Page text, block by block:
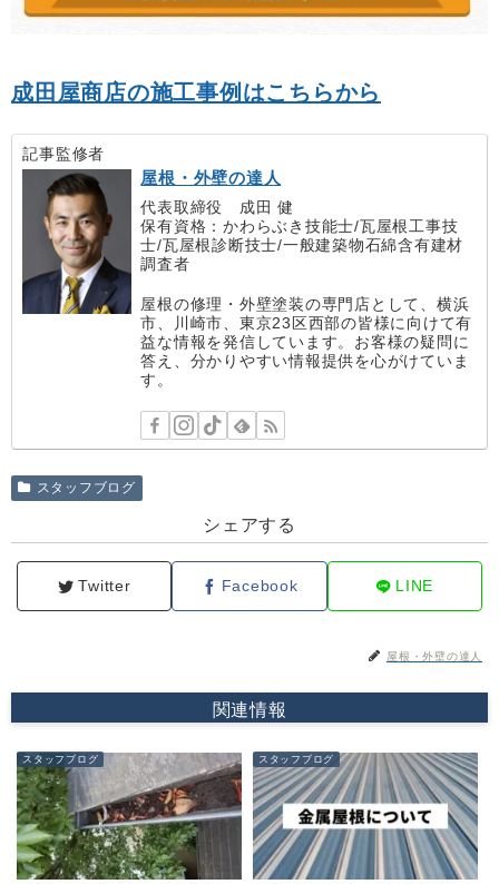
成田屋商店の施工事例はこちらから
記事監修者
屋根・外壁の達人
代表取締役 成田 健
保有資格：かわらぶき技能士/瓦屋根工事技
士/瓦屋根診断技士/一般建築物石綿含有建材
調査者
屋根の修理・外壁塗装の専門店として、横浜
市、川崎市、東京23区西部の皆様に向けて有
益な情報を発信しています。お客様の疑問に
答え、分かりやすい情報提供を心がけていま
す。
スタッフブログ
シェアする
Twitter Facebook LINE
屋根・外壁の達人
関連情報
スタッフブログ スタッフブログ